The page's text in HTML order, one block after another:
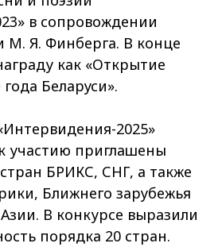
в сопровождении
М. Я. Финберга. В конце
как «Открытие
Беларуси».
2025»
участию приглашены
БРИКС, СНГ, а также
Ближнего зарубежья
В конкурсе выразили
порядка 20 стран.